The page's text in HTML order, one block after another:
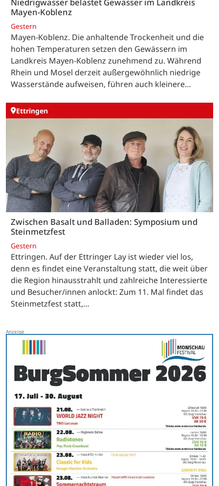
Mayen-Koblenz
Gestern
Mayen-Koblenz. Die anhaltende Trockenheit und die
hohen Temperaturen setzen den Gewässern im
Landkreis Mayen-Koblenz zunehmend zu. Während
Rhein und Mosel derzeit außergewöhnlich niedrige
Wasserstände aufweisen, führen auch kleinere…
Ettringen
Zwischen Basalt und Balladen: Symposium und
Steinmetzfest
Gestern
Ettringen. Auf der Ettringer Lay ist wieder viel los,
denn es findet eine Veranstaltung statt, die weit über
die Region hinausstrahlt und zahlreiche Interessierte
und Besucher/innen anlockt: Zum 11. Mal findet das
Steinmetzfest statt,…